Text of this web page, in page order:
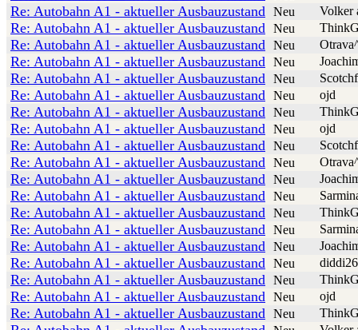
Re: Autobahn A1 - aktueller Ausbauzustand Neu Volker
Re: Autobahn A1 - aktueller Ausbauzustand Neu
Re: Autobahn A1 - aktueller Ausbauzustand Neu
Re: Autobahn A1 - aktueller Ausbauzustand Neu
Re: Autobahn A1 - aktueller Ausbauzustand Neu
Re: Autobahn A1 - aktueller Ausbauzustand Neu ojd
Re: Autobahn A1 - aktueller Ausbauzustand Neu
Re: Autobahn A1 - aktueller Ausbauzustand Neu ojd
Re: Autobahn A1 - aktueller Ausbauzustand Neu
Re: Autobahn A1 - aktueller Ausbauzustand Neu
Re: Autobahn A1 - aktueller Ausbauzustand Neu
Re: Autobahn A1 - aktueller Ausbauzustand Neu
Re: Autobahn A1 - aktueller Ausbauzustand Neu
Re: Autobahn A1 - aktueller Ausbauzustand Neu
Re: Autobahn A1 - aktueller Ausbauzustand Neu
Re: Autobahn A1 - aktueller Ausbauzustand Neu diddi26
Re: Autobahn A1 - aktueller Ausbauzustand Neu
Re: Autobahn A1 - aktueller Ausbauzustand Neu ojd
Re: Autobahn A1 - aktueller Ausbauzustand Neu